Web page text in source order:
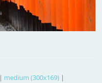
| medium (300x169) |